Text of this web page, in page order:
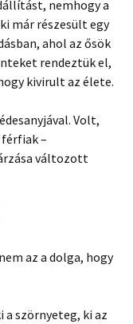
nemhogy a
már részesült egy
ahol az ősök
rendeztük el,
kivirult az élete.
Volt,
–
változott
az a dolga, hogy
szörnyeteg, ki az